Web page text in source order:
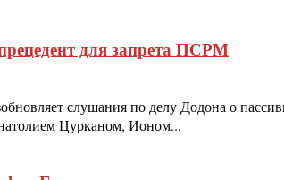
для запрета ПСРМ
слушания по делу Додона о
Цурканом, Ионом...